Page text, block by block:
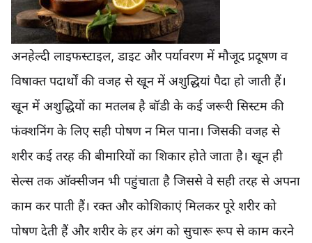
अनहेल्दी लाइफस्टाइल, डाइट और पर्यावरण में मौजूद प्रदूषण व
विषाक्त पदार्थों की वजह से खून में अशुद्धियां पैदा हो जाती हैं।
खून में अशुद्धियों का मतलब है बॉडी के कई जरूरी सिस्टम की
फंक्शनिंग के लिए सही पोषण न मिल पाना। जिसकी वजह से
शरीर कई तरह की बीमारियों का शिकार होते जाता है। खून ही
सेल्स तक ऑक्सीजन भी पहुंचाता है जिससे वे सही तरह से अपना
काम कर पाती हैं। रक्त और कोशिकाएं मिलकर पूरे शरीर को
पोषण देती हैं और शरीर के हर अंग को सुचारू रूप से काम करने